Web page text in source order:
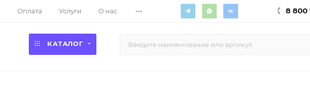
Оплата Услуги О нас ... 8 800
КАТАЛОГ